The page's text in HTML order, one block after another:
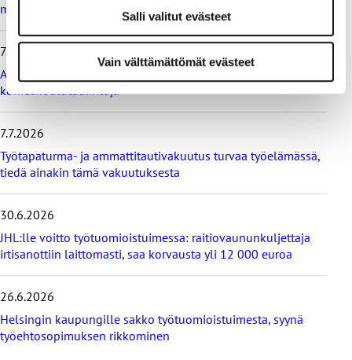
Salli valitut evästeet
Vain välttämättömät evästeet
i
ä
t
u
t
i
s
e
t
muutosta
7.7.2026
Ammattiliitto JHL vastustaa maksullisia avoimia
korkeakoulututkintoja
7.7.2026
Työtapaturma- ja ammattitautivakuutus turvaa työelämässä,
tiedä ainakin tämä vakuutuksesta
30.6.2026
JHL:lle voitto työtuomioistuimessa: raitiovaununkuljettaja
irtisanottiin laittomasti, saa korvausta yli 12 000 euroa
26.6.2026
Helsingin kaupungille sakko työtuomioistuimesta, syynä
työehtosopimuksen rikkominen